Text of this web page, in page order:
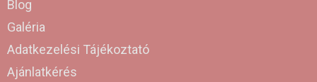
Blog
Galéria
Adatkezelési Tájékoztató
Ajánlatkérés